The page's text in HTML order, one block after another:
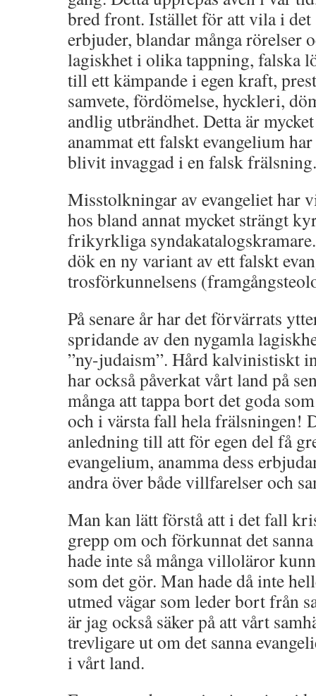
bred front. Istället för att vila i det
erbjuder, blandar många rörelser
lagiskhet i olika tappning, falska
till ett kämpande i egen kraft,
samvete, fördömelse, hyckleri,
andlig utbrändhet. Detta är
anammat ett falskt evangelium
blivit invaggad i en falsk frälsning.
Misstolkningar av evangeliet har
hos bland annat mycket strängt
frikyrkliga
dök en ny variant av ett falskt
trosförkunnelsens
På senare år har det förvärrats
spridande av den nygamla
”ny-judaism”. Hård kalvinistiskt
har också påverkat vårt land på
många att tappa bort det goda
och i värsta fall hela frälsningen!
anledning till att för egen del få
evangelium, anamma dess
andra över både villfarelser och
Man kan lätt förstå att i det fall
grepp om och förkunnat det
hade inte så många villoläror
som det gör. Man hade då inte
utmed vägar som leder bort från
är jag också säker på att vårt
trevligare ut om det sanna
i vårt land.